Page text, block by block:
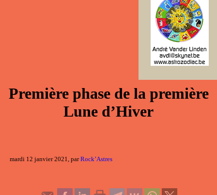
Première phase de la première
Lune d’Hiver
mardi 12 janvier 2021, parRock’Astres